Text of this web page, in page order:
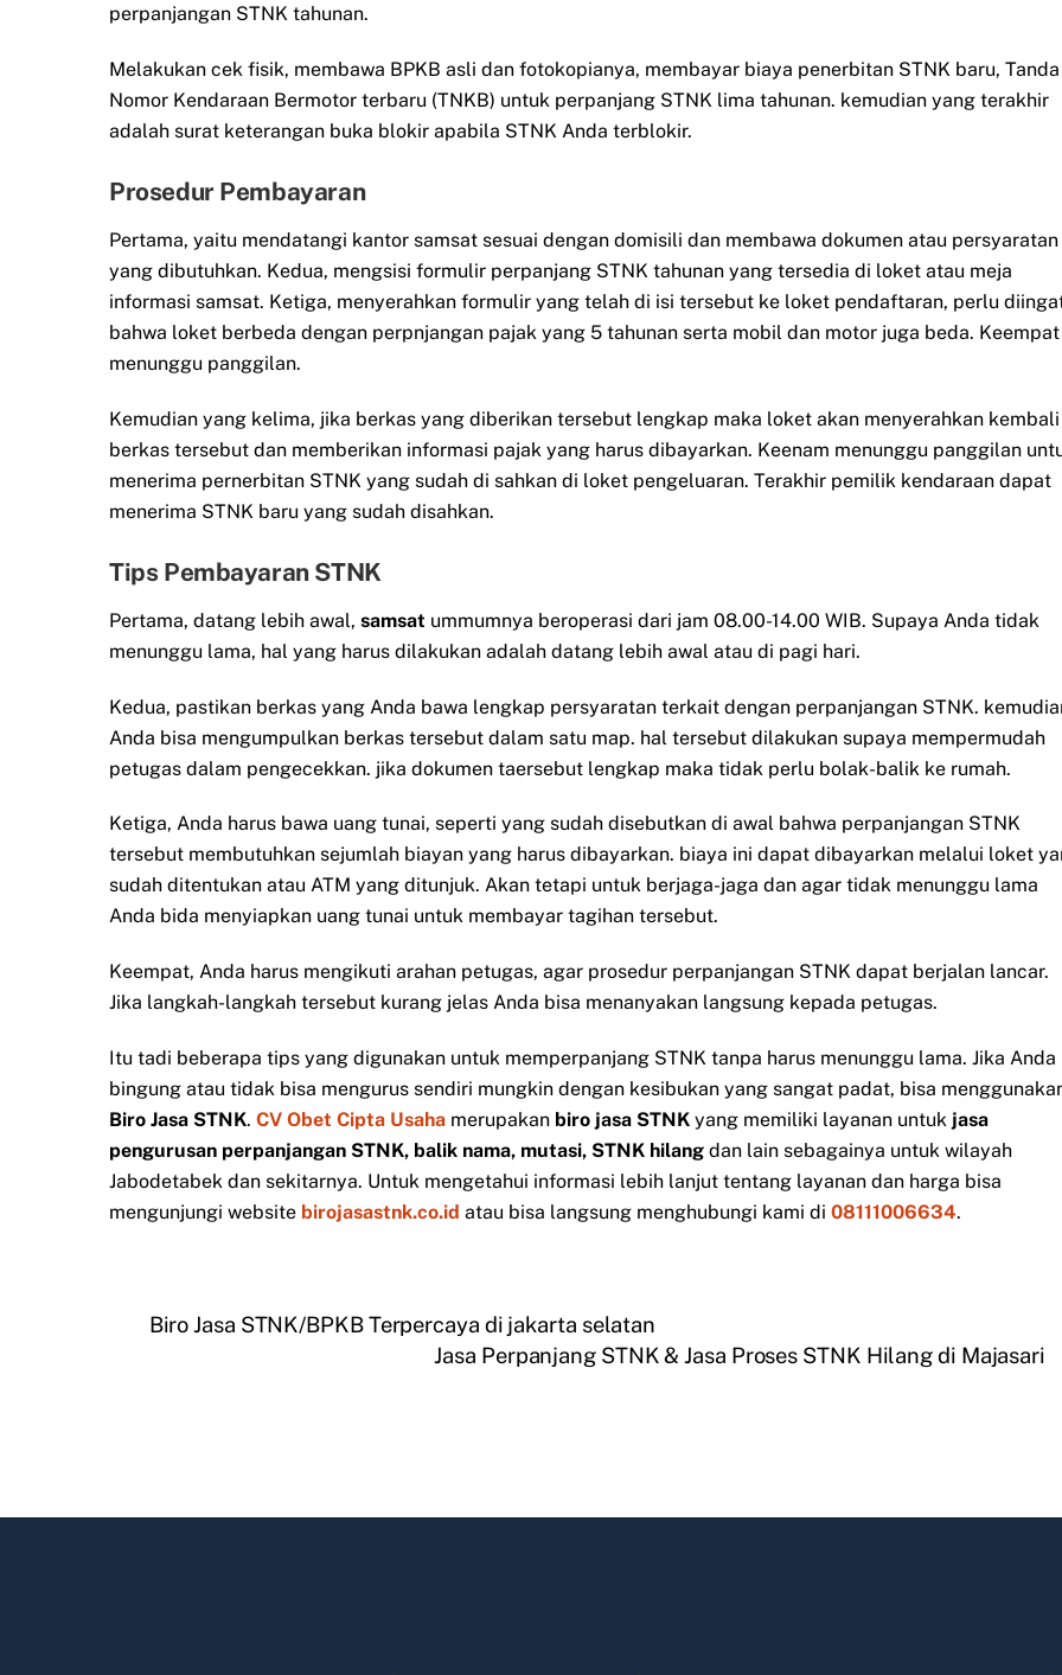
perpanjangan STNK tahunan.
Melakukan cek fisik, membawa BPKB asli dan fotokopianya, membayar biaya penerbitan STNK baru, Tanda
Nomor Kendaraan Bermotor terbaru (TNKB) untuk perpanjang STNK lima tahunan. kemudian yang terakhir
adalah surat keterangan buka blokir apabila STNK Anda terblokir.
Prosedur Pembayaran
Pertama, yaitu mendatangi kantor samsat sesuai dengan domisili dan membawa dokumen atau persyaratan
yang dibutuhkan. Kedua, mengsisi formulir perpanjang STNK tahunan yang tersedia di loket atau meja
informasi samsat. Ketiga, menyerahkan formulir yang telah di isi tersebut ke loket pendaftaran, perlu
bahwa loket berbeda dengan perpnjangan pajak yang 5 tahunan serta mobil dan motor juga beda. Keempat
menunggu panggilan.
Kemudian yang kelima, jika berkas yang diberikan tersebut lengkap maka loket akan menyerahkan kembali
berkas tersebut dan memberikan informasi pajak yang harus dibayarkan. Keenam menunggu panggilan
menerima pernerbitan STNK yang sudah di sahkan di loket pengeluaran. Terakhir pemilik kendaraan dapat
menerima STNK baru yang sudah disahkan.
Tips Pembayaran STNK
Pertama, datang lebih awal, samsat ummumnya beroperasi dari jam 08.00-14.00 WIB. Supaya Anda tidak
menunggu lama, hal yang harus dilakukan adalah datang lebih awal atau di pagi hari.
Kedua, pastikan berkas yang Anda bawa lengkap persyaratan terkait dengan perpanjangan STNK.
Anda bisa mengumpulkan berkas tersebut dalam satu map. hal tersebut dilakukan supaya mempermudah
petugas dalam pengecekkan. jika dokumen taersebut lengkap maka tidak perlu bolak-balik ke rumah.
Ketiga, Anda harus bawa uang tunai, seperti yang sudah disebutkan di awal bahwa perpanjangan STNK
tersebut membutuhkan sejumlah biayan yang harus dibayarkan. biaya ini dapat dibayarkan melalui loket
sudah ditentukan atau ATM yang ditunjuk. Akan tetapi untuk berjaga-jaga dan agar tidak menunggu lama
Anda bida menyiapkan uang tunai untuk membayar tagihan tersebut.
Keempat, Anda harus mengikuti arahan petugas, agar prosedur perpanjangan STNK dapat berjalan lancar.
Jika langkah-langkah tersebut kurang jelas Anda bisa menanyakan langsung kepada petugas.
Itu tadi beberapa tips yang digunakan untuk memperpanjang STNK tanpa harus menunggu lama. Jika Anda
bingung atau tidak bisa mengurus sendiri mungkin dengan kesibukan yang sangat padat, bisa
Biro Jasa STNK. CV Obet Cipta Usaha merupakan biro jasa STNK yang memiliki layanan untuk jasa
pengurusan perpanjangan STNK, balik nama, mutasi, STNK hilang dan lain sebagainya untuk wilayah
Jabodetabek dan sekitarnya. Untuk mengetahui informasi lebih lanjut tentang layanan dan harga bisa
mengunjungi website birojasastnk.co.id atau bisa langsung menghubungi kami di 08111006634.
Biro Jasa STNK/BPKB Terpercaya di jakarta selatan
Jasa Perpanjang STNK & Jasa Proses STNK Hilang di Majasari